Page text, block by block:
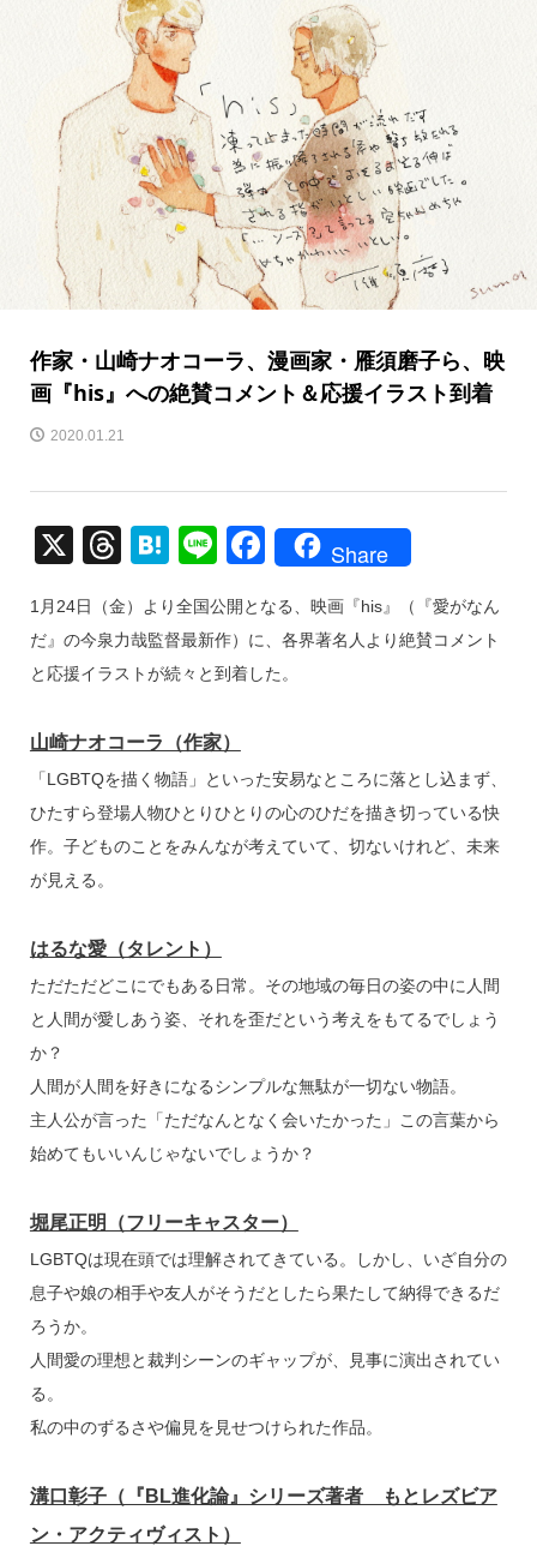
作家・山崎ナオコーラ、漫画家・雁須磨子ら、映
画『his』への絶賛コメント＆応援イラスト到着
2020.01.21
X
T
e
a
s
H
e
n
Li
e
F
c
e
o
k
Share
1月24日（金）より全国公開となる、映画『his』（『愛がなん
だ』の今泉力哉監督最新作）に、各界著名人より絶賛コメント
と応援イラストが続々と到着した。
山崎ナオコーラ（作家）
「LGBTQを描く物語」といった安易なところに落とし込まず、
ひたすら登場人物ひとりひとりの心のひだを描き切っている快
作。子どものことをみんなが考えていて、切ないけれど、未来
が見える。
はるな愛（タレント）
ただただどこにでもある日常。その地域の毎日の姿の中に人間
と人間が愛しあう姿、それを歪だという考えをもてるでしょう
か？
人間が人間を好きになるシンプルな無駄が一切ない物語。
主人公が言った「ただなんとなく会いたかった」この言葉から
始めてもいいんじゃないでしょうか？
堀尾正明（フリーキャスター）
LGBTQは現在頭では理解されてきている。しかし、いざ自分の
息子や娘の相手や友人がそうだとしたら果たして納得できるだ
ろうか。
人間愛の理想と裁判シーンのギャップが、見事に演出されてい
る。
私の中のずるさや偏見を見せつけられた作品。
溝口彰子（『BL進化論』シリーズ著者 もとレズビア
ン・アクティヴィスト）